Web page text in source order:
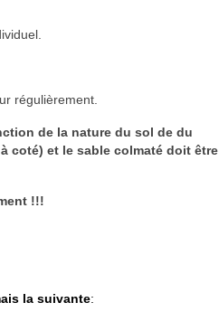
régulièrement.
de la nature du sol de du
coté) et le sable colmaté doit être
!!!
la suivante: